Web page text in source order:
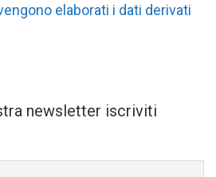
elaborati i dati derivati
newsletter iscriviti